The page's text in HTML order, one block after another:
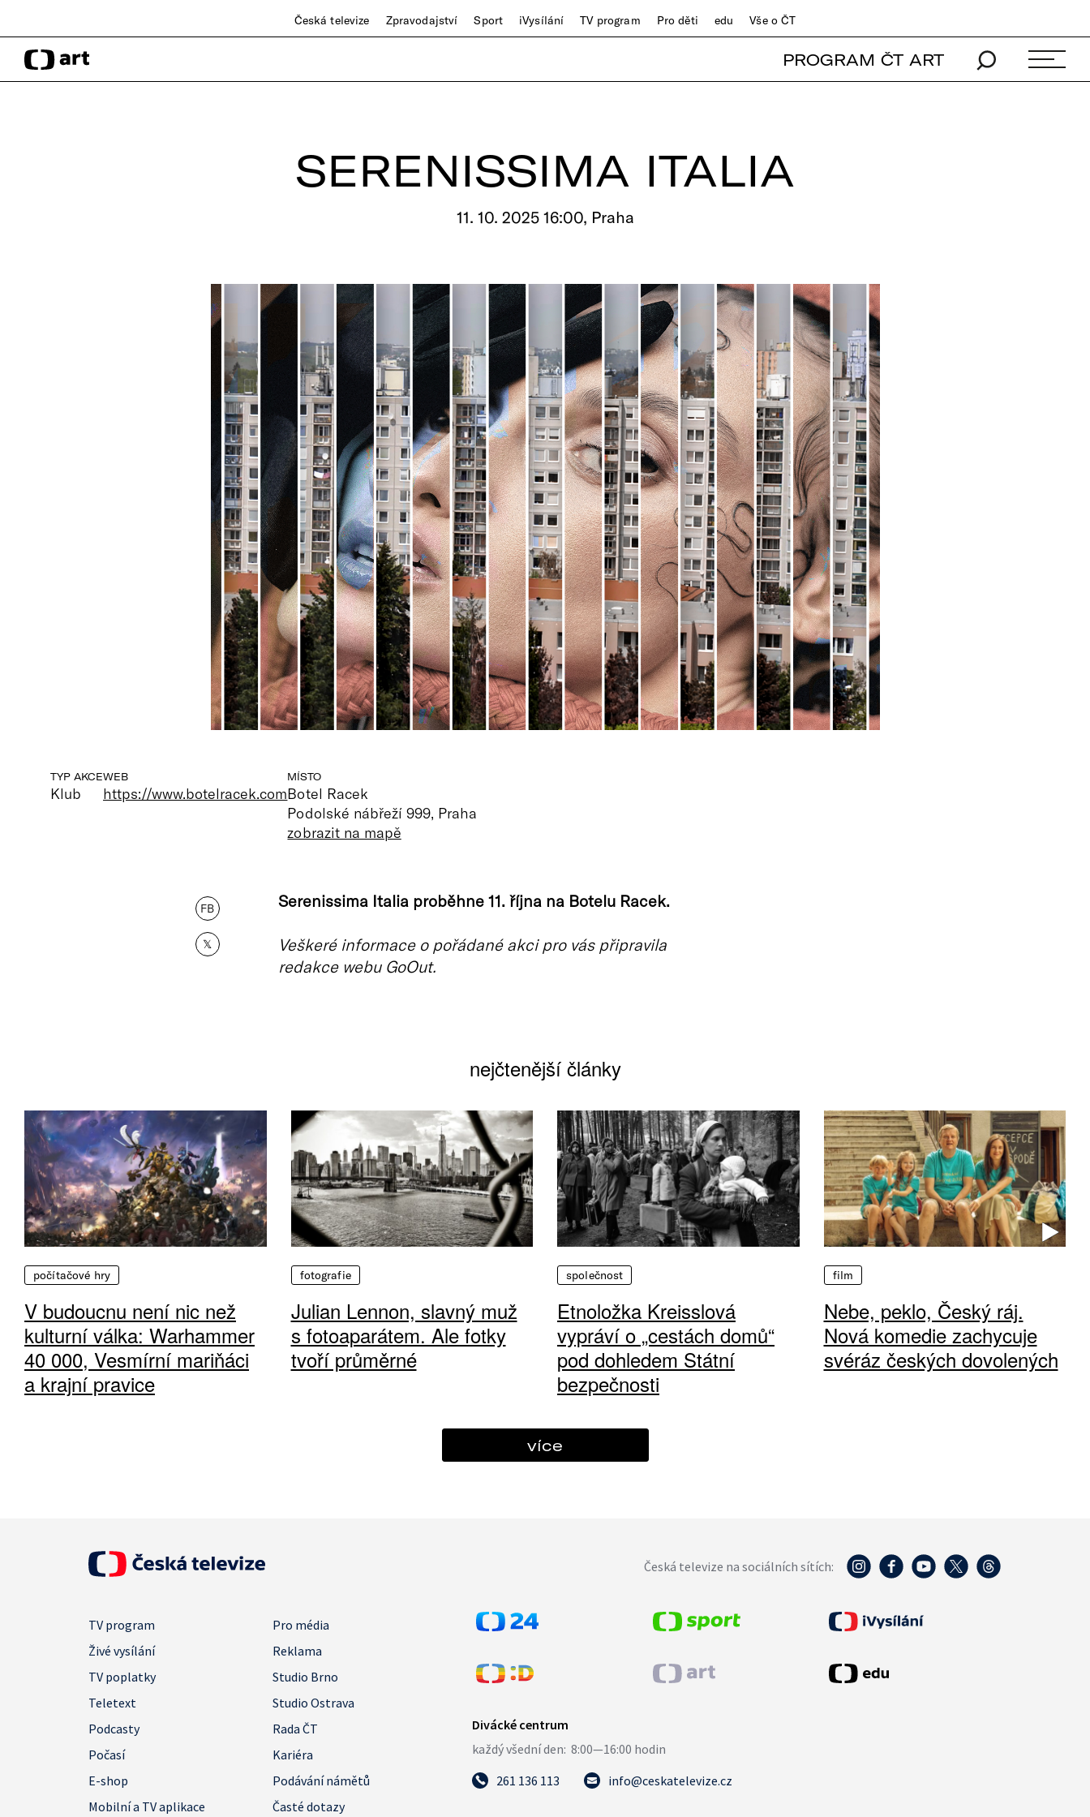
Česká televize Zpravodajství Sport iVysílání TV program Pro děti edu Vše o ČT
PROGRAM ČT ART
SERENISSIMA ITALIA
11. 10. 2025 16:00, Praha
TYP AKCE
Klub
WEB
https://www.botelracek.com
MÍSTO
Botel Racek
Podolské nábřeží 999, Praha
zobrazit na mapě
FB
𝕏
Serenissima Italia proběhne 11. října na Botelu Racek.
Veškeré informace o pořádané akci pro vás připravila
redakce webu GoOut.
nejčtenější články
počítačové hry
V budoucnu není nic než
kulturní válka: Warhammer
40 000, Vesmírní mariňáci
a krajní pravice
fotografie
Julian Lennon, slavný muž
s fotoaparátem. Ale fotky
tvoří průměrné
společnost
Etnoložka Kreisslová
vypráví o „cestách domů“
pod dohledem Státní
bezpečnosti
film
Nebe, peklo, Český ráj.
Nová komedie zachycuje
svéráz českých dovolených
více
Česká televize na sociálních sítích:
TV program
Pro média
Živé vysílání
Reklama
TV poplatky
Studio Brno
Teletext
Studio Ostrava
Podcasty
Rada ČT
Počasí
Kariéra
E-shop
Podávání námětů
Mobilní a TV aplikace
Časté dotazy
261 136 113 info@ceskatelevize.cz